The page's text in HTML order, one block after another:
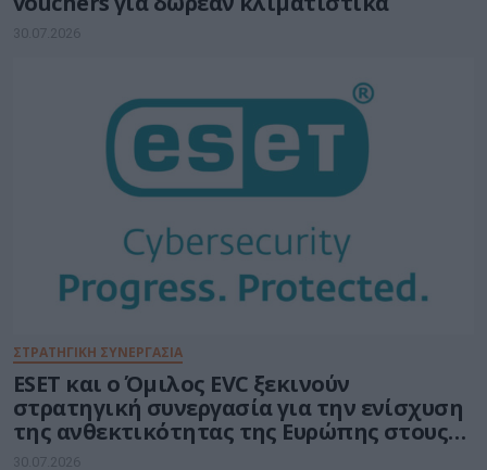
30.07.2026
ΣΤΡΑΤΗΓΙΚΗ ΣΥΝΕΡΓΑΣΙΑ
ESET και ο Όμιλος EVC ξεκινούν
στρατηγική συνεργασία για την ενίσχυση
της ανθεκτικότητας της Ευρώπης στους
τομείς κυβερνοασφάλειας και ενέργειας
30.07.2026